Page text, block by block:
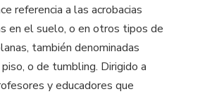
referencia a las acrobacias
en el suelo, o en otros tipos de
también denominadas
o de tumbling. Dirigido a
y educadores que